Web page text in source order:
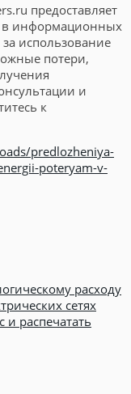
предоставляет
в информационных
за использование
потери,
и
к
predlozheniya-
poteryam-v-
расходу
сетях
распечатать